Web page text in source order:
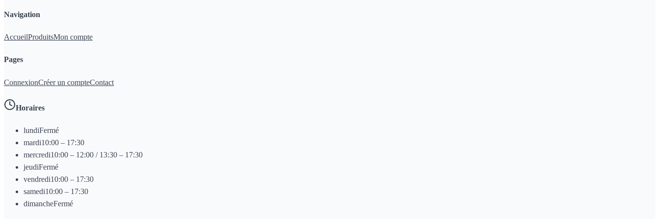
Navigation
AccueilProduitsMon compte
Pages
ConnexionCréer un compteContact
Horaires
lundiFermé
mardi10:00 – 17:30
mercredi10:00 – 12:00 / 13:30 – 17:30
jeudiFermé
vendredi10:00 – 17:30
samedi10:00 – 17:30
dimancheFermé